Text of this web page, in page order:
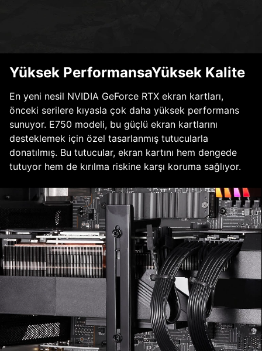
Yüksek PerformansaYüksek Kalite
En yeni nesil NVIDIA GeForce RTX ekran kartları,
önceki serilere kıyasla çok daha yüksek performans
sunuyor. E750 modeli, bu güçlü ekran kartlarını
desteklemek için özel tasarlanmış tutucularla
donatılmış. Bu tutucular, ekran kartını hem dengede
tutuyor hem de kırılma riskine karşı koruma sağlıyor.